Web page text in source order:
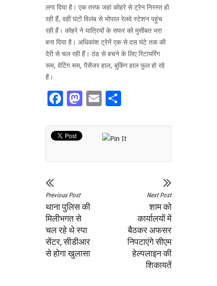
लगा दिया है। एक तरफ जहां कोहरे से ट्रेन निरस्त हो
रही हैं, वहीं घंटों विलंब से भोपाल रेलवे स्टेशन पहुंच
रही हैं। कोहरे ने यात्रियों के सफर को मुसीबत भरा
बना दिया है। अधिकांश ट्रेनें एक से दस घंटे तक की
देरी से चल रही हैं। ठंड से बचने के लिए रिटायरिंग
रूम, वेटिंग रूम, पैसेंजर हाल, बुकिंग हाल फुल हो रहे
हैं।
Facebook
Mastodon
Email
Previous Post
थाना पुलिस की
मिलीभगत से
चल रहे थे स्पा
सेंटर, सीडीआर
से होगा खुलासा
Next Post
शाम को
कार्यालयों में
बैठकर अफसर
निपटाएंगे सीएम
हेल्पलाइन की
शिकायतें